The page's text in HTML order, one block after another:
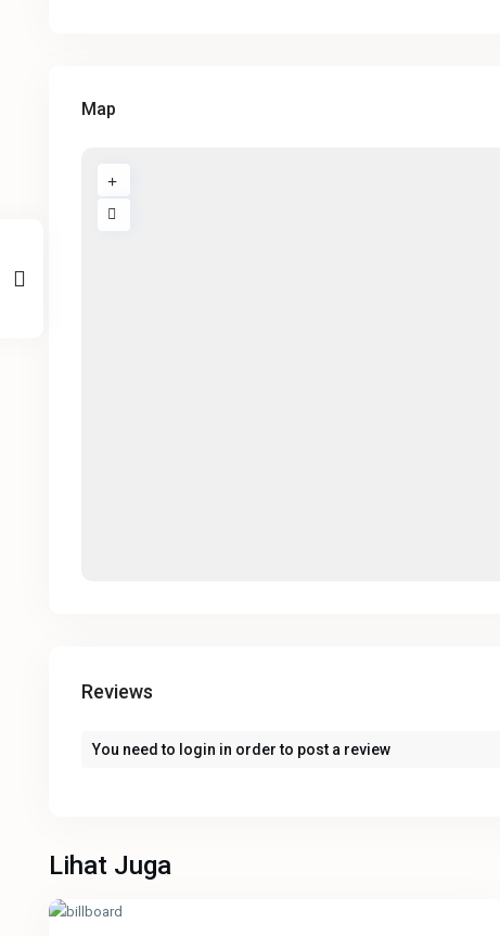
Map
Reviews
You need to login in order to post a review
Lihat Juga